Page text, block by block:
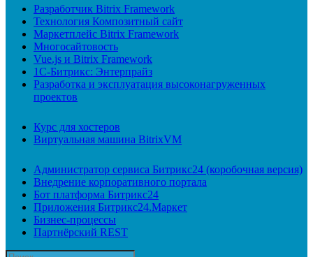
Разработчик Bitrix Framework
Технология Композитный сайт
Маркетплейс Bitrix Framework
Многосайтовость
Vue.js и Bitrix Framework
1С-Битрикс: Энтерпрайз
Разработка и эксплуатация высоконагруженных
проектов
Курс для хостеров
Виртуальная машина BitrixVM
Администратор сервиса Битрикс24 (коробочная версия)
Внедрение корпоративного портала
Бот платформа Битрикс24
Приложения Битрикс24.Маркет
Бизнес-процессы
Партнёрский REST